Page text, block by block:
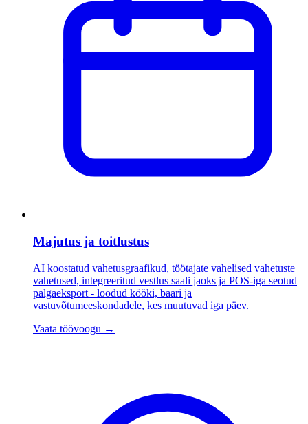
Majutus ja toitlustus
AI koostatud vahetusgraafikud, töötajate vahelised vahetuste
vahetused, integreeritud vestlus saali jaoks ja POS-iga seotud
palgaeksport - loodud kööki, baari ja
vastuvõtumeeskondadele, kes muutuvad iga päev.
Vaata töövoogu →